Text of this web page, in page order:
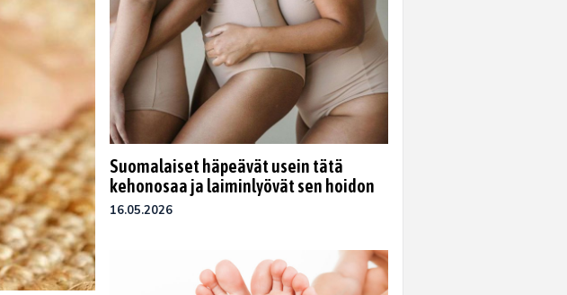
Suomalaiset häpeävät usein tätä
kehonosaa ja laiminlyövät sen hoidon
16.05.2026